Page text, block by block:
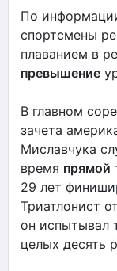
По
спортсмены
плаванием в
превышение
В главном
зачета
Миславчука
время прямой
29 лет
Триатлонист
он испытывал
целых десять